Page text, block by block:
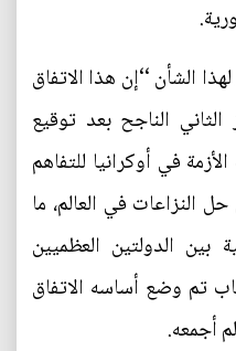
الشأن ‘‘إن هذا الاتفاق
الناجح بعد توقيع
تسوية الأزمة في أوكرانيا للتفاهم
النزاعات في العالم، ما
بين الدولتين العظميين
تم وضع أساسه الاتفاق
أجمعه.